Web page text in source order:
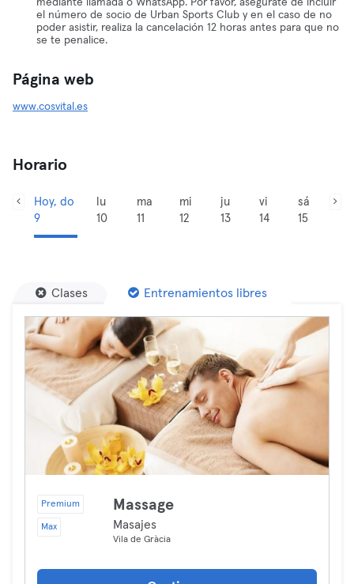
mediante llamada o WhatsApp. Por favor, asegúrate de incluir
el número de socio de Urban Sports Club y en el caso de no
poder asistir, realiza la cancelación 12 horas antes para que no
se te penalice.
Página web
www.cosvital.es
Horario
Hoy, do
9
lu
10
ma
11
mi
12
ju
13
vi
14
sá
15
Clases Entrenamientos libres
Premium
Max
Massage
Masajes
Vila de Gràcia